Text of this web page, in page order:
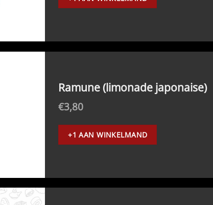
Ramune (limonade japonaise)
€3,80
+1 AAN WINKELMAND